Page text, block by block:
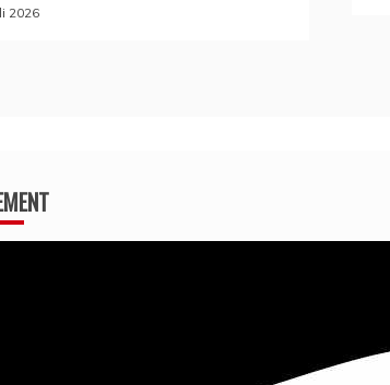
2026